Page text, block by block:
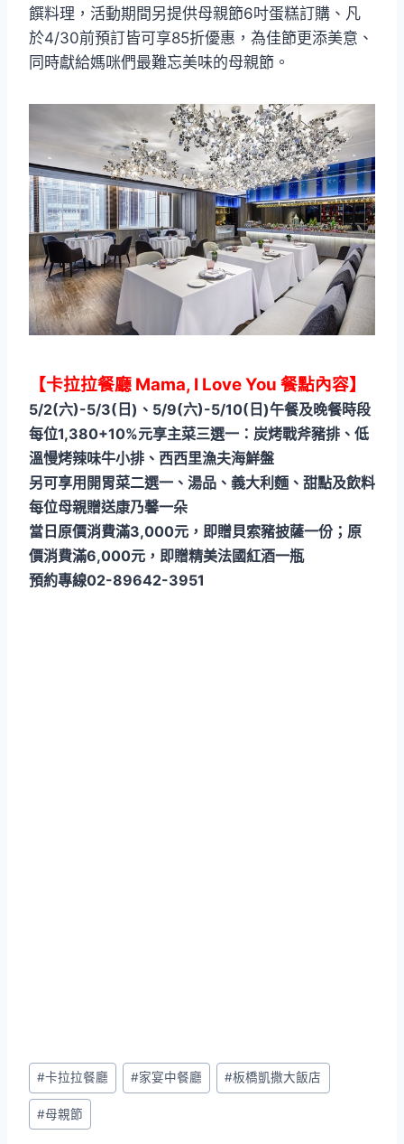
饌料理，活動期間另提供母親節6吋蛋糕訂購、凡
於4/30前預訂皆可享85折優惠，為佳節更添美意、
同時獻給媽咪們最難忘美味的母親節。
【卡拉拉餐廳 Mama, I Love You 餐點內容】
5/2(六)-5/3(日)、5/9(六)-5/10(日)午餐及晚餐時段
每位1,380+10%元享主菜三選一：炭烤戰斧豬排、低
溫慢烤辣味牛小排、西西里漁夫海鮮盤
另可享用開胃菜二選一、湯品、義大利麵、甜點及飲料
每位母親贈送康乃馨一朵
當日原價消費滿3,000元，即贈貝索豬披薩一份；原
價消費滿6,000元，即贈精美法國紅酒一瓶
預約專線02-89642-3951
Post
Tags:
#卡拉拉餐廳 #家宴中餐廳 #板橋凱撒大飯店
#母親節